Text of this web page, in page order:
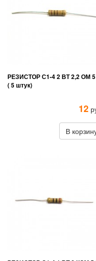
РЕЗИСТОР С1-4 2 ВТ 2,2 ОМ
( 5 штук)
12
В